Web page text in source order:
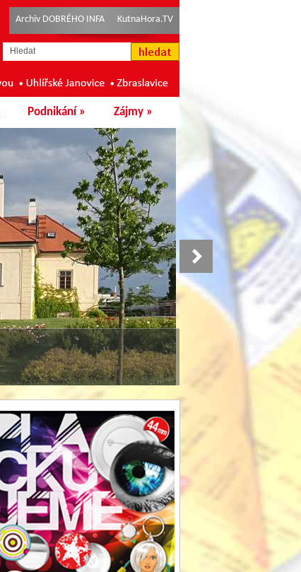
Archiv DOBRÉHO INFA KutnaHora.TV
Podnikání » Zájmy »